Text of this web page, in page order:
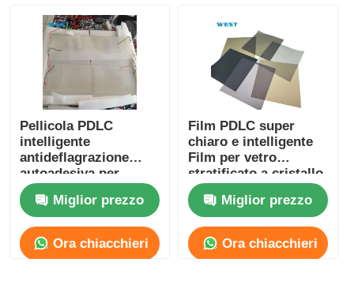
Pellicola PDLC
intelligente
antideflagrazione
autoadesiva per
finestre con cristalli
liquidi per finestre di
edifici
Miglior prezzo
Ora chiacchieri
Film PDLC super
chiaro e intelligente
Film per vetro
stratificato a cristallo
liquido
Miglior prezzo
Ora chiacchieri